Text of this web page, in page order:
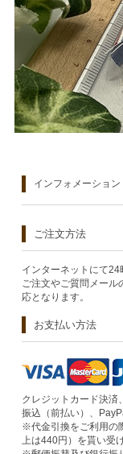
インフォメーション
ご注文方法
インターネットにて24
ご注文やご質問メー
応となります。
お支払い方法
クレジットカード決済
振込（前払い）、
※代金引換をご利用の
上は440円）を貰い受